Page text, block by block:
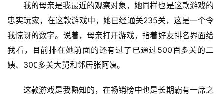
闲
戏
2
我的母亲是我最近的观察对象，她同样也是这款游戏的
忠实玩家，在这款游戏中，她已经通关235关，这是一个令
我惊讶的数字。说着，母亲打开游戏，指着好友排名界面给
我看，目前排在她前面的还有过了已通过500百多关的二
姨、300多关大舅和邻居张阿姨。
这款游戏是我熟知的，在畅销榜中也是长期霸有一席之